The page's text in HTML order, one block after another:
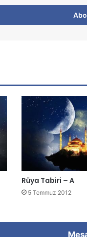
Rüya Tabiri – A
5 Temmuz 2012